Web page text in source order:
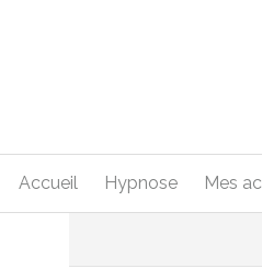
Accueil Hypnose Mes